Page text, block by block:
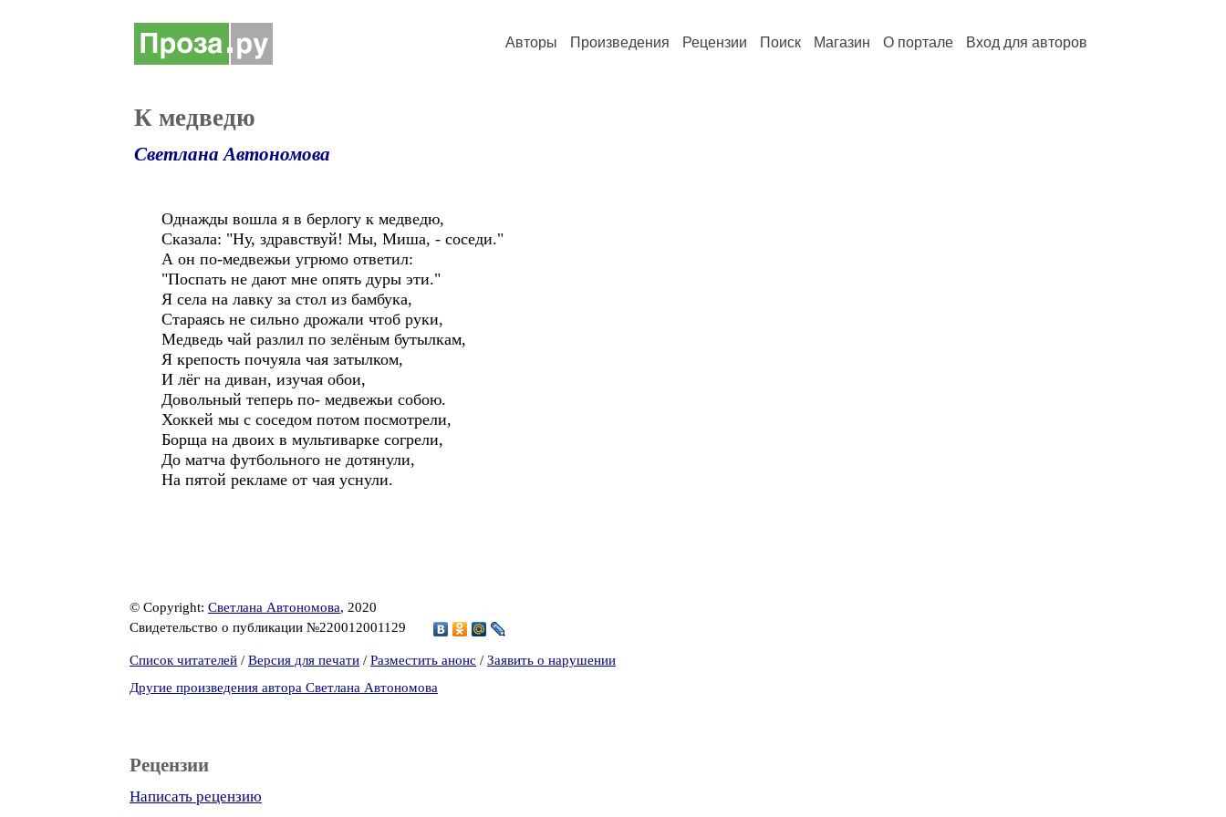
Авторы Произведения Рецензии Поиск Магазин О портале Вход для авторов
К медведю
Светлана Автономова
Однажды вошла я в берлогу к медведю,
Сказала: "Ну, здравствуй! Мы, Миша, - соседи."
А он по-медвежьи угрюмо ответил:
"Поспать не дают мне опять дуры эти."
Я села на лавку за стол из бамбука,
Стараясь не сильно дрожали чтоб руки,
Медведь чай разлил по зелёным бутылкам,
Я крепость почуяла чая затылком,
И лёг на диван, изучая обои,
Довольный теперь по- медвежьи собою.
Хоккей мы с соседом потом посмотрели,
Борща на двоих в мультиварке согрели,
До матча футбольного не дотянули,
На пятой рекламе от чая уснули.
© Copyright: Светлана Автономова, 2020
Свидетельство о публикации №220012001129
Список читателей / Версия для печати / Разместить анонс / Заявить о нарушении
Другие произведения автора Светлана Автономова
Рецензии
Написать рецензию